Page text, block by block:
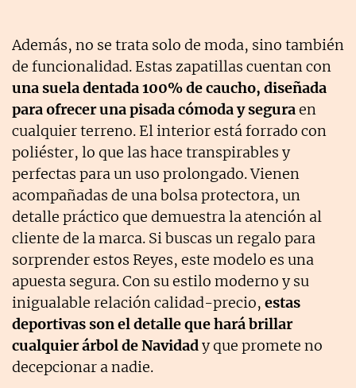
Además, no se trata solo de moda, sino también
de funcionalidad. Estas zapatillas cuentan con
una suela dentada 100% de caucho, diseñada
para ofrecer una pisada cómoda y seguraen
cualquier terreno. El interior está forrado con
poliéster, lo que las hace transpirables y
perfectas para un uso prolongado. Vienen
acompañadas de una bolsa protectora, un
detalle práctico que demuestra la atención al
cliente de la marca. Si buscas un regalo para
sorprender estos Reyes, este modelo es una
apuesta segura. Con su estilo moderno y su
inigualable relación calidad-precio, estas
deportivas son el detalle que hará brillar
cualquier árbol de Navidady que promete no
decepcionar a nadie.